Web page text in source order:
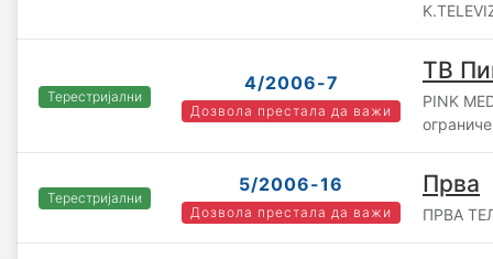
Терестријални
4/2006-7
Дозвола престала да важи
ТВ
PINK
Терестријални
5/2006-16
Дозвола престала да важи
Прва
ПРВА